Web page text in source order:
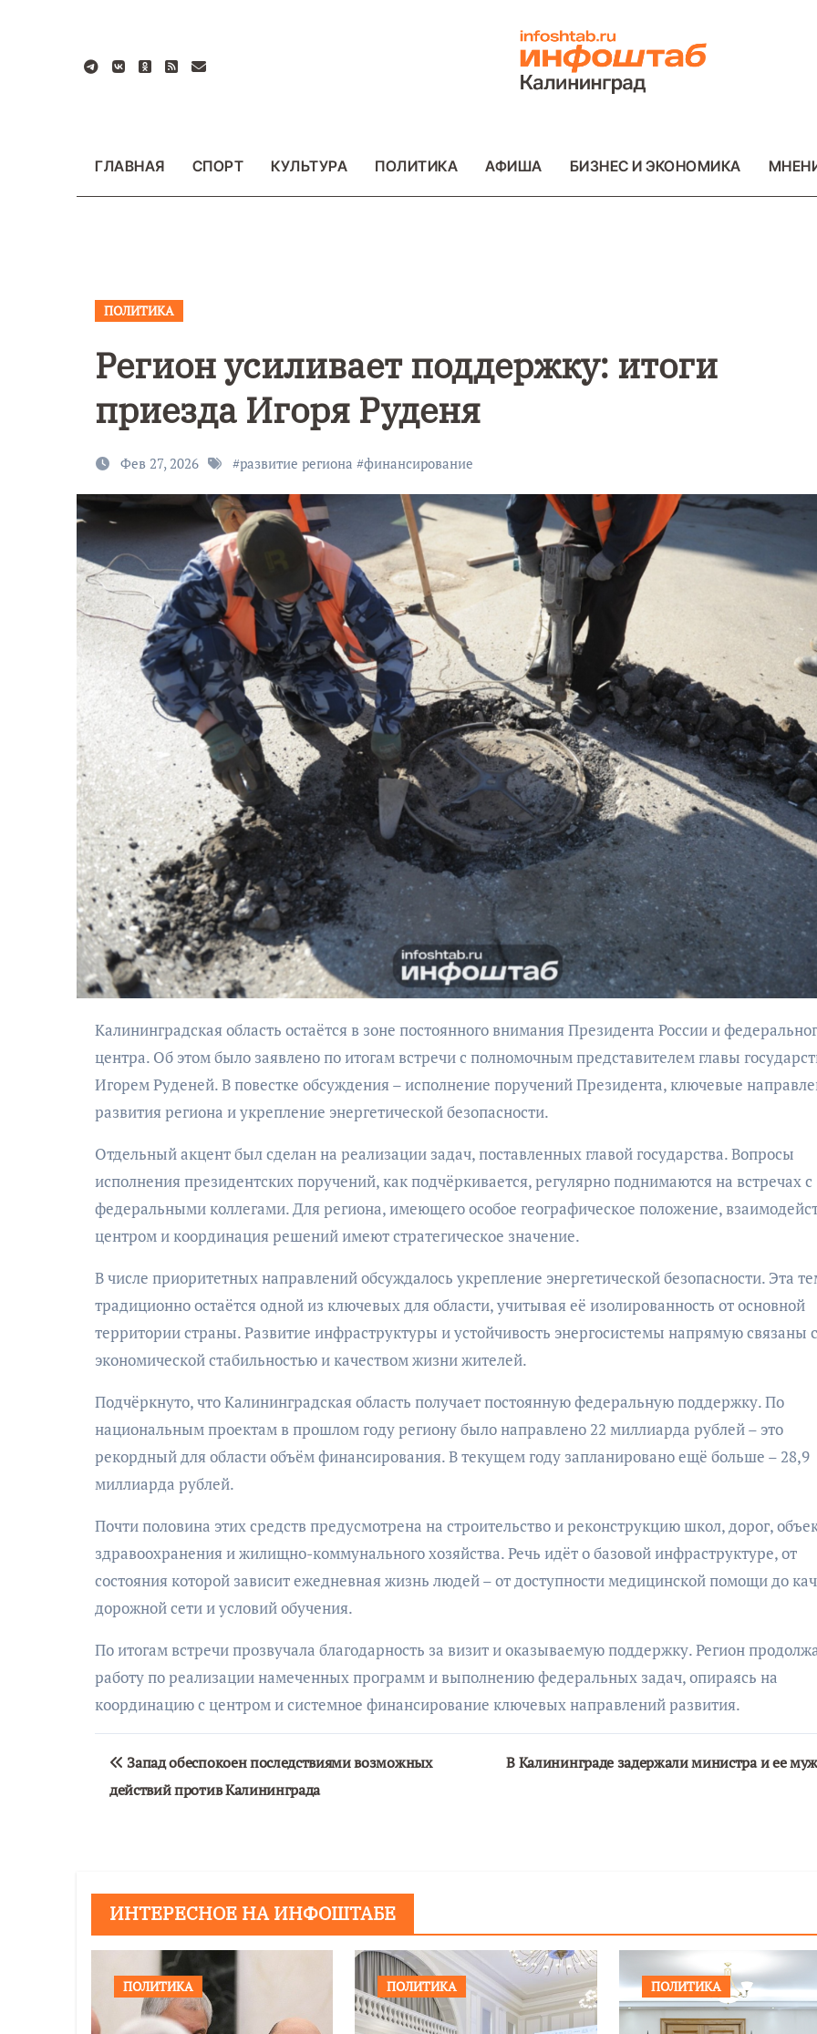
содержанию
ГЛАВНАЯ СПОРТ КУЛЬТУРА ПОЛИТИКА АФИША БИЗНЕС И ЭКОНОМИКА
ПОЛИТИКА
Регион усиливает поддержку: итоги
приезда Игоря Руденя
Фев 27, 2026 #развитие региона #финансирование
Калининградская область остаётся в зоне постоянного внимания Президента России и федерального
центра. Об этом было заявлено по итогам встречи с полномочным представителем главы
Игорем Руденей. В повестке обсуждения – исполнение поручений Президента, ключевые
развития региона и укрепление энергетической безопасности.
Отдельный акцент был сделан на реализации задач, поставленных главой государства. Вопросы
исполнения президентских поручений, как подчёркивается, регулярно поднимаются на встречах с
федеральными коллегами. Для региона, имеющего особое географическое положение,
центром и координация решений имеют стратегическое значение.
В числе приоритетных направлений обсуждалось укрепление энергетической безопасности. Эта
традиционно остаётся одной из ключевых для области, учитывая её изолированность от основной
территории страны. Развитие инфраструктуры и устойчивость энергосистемы напрямую связаны с
экономической стабильностью и качеством жизни жителей.
Подчёркнуто, что Калининградская область получает постоянную федеральную поддержку. По
национальным проектам в прошлом году региону было направлено 22 миллиарда рублей – это
рекордный для области объём финансирования. В текущем году запланировано ещё больше – 28,9
миллиарда рублей.
Почти половина этих средств предусмотрена на строительство и реконструкцию школ, дорог,
здравоохранения и жилищно-коммунального хозяйства. Речь идёт о базовой инфраструктуре, от
состояния которой зависит ежедневная жизнь людей – от доступности медицинской помощи до
дорожной сети и условий обучения.
По итогам встречи прозвучала благодарность за визит и оказываемую поддержку. Регион
работу по реализации намеченных программ и выполнению федеральных задач, опираясь на
координацию с центром и системное финансирование ключевых направлений развития.
Навигация
по
Запад обеспокоен последствиями возможных
действий против Калининграда
В Калининграде задержали министра и ее
ИНТЕРЕСНОЕ НА ИНФОШТАБЕ
ПОЛИТИКА ПОЛИТИКА ПОЛИТИКА
9 Мая — День
Победы!
Уникальное
северное
сияние
запечатлели
над Балтикой
как
после
бурана
Музыкально-
поэтический
моноспектакль
«Исповедь в четыре
четверти пути»
ОБЩЕСТВО
Николай Патрушев
поддержал
Калининграде
морского фестиваля
«Открытое море»
ОБЩЕСТВО
Организаторы
объявили даты
проведения!